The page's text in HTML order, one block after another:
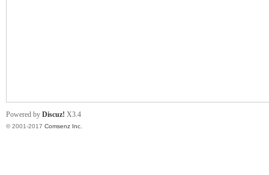
Powered by Discuz! X3.4
© 2001-2017 Comsenz Inc.